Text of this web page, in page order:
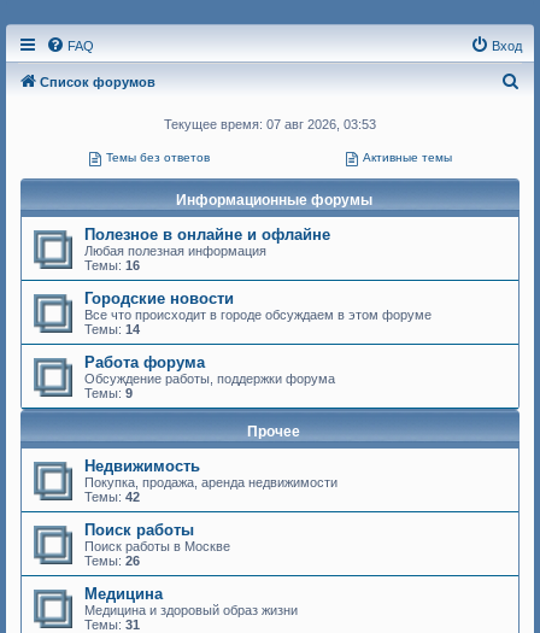
FAQ Вход
Список форумов
Текущее время: 07 авг 2026, 03:53
Темы без ответов Активные темы
Информационные форумы
Полезное в онлайне и офлайне
Любая полезная информация
Темы: 16
Городские новости
Все что происходит в городе обсуждаем в этом форуме
Темы: 14
Работа форума
Обсуждение работы, поддержки форума
Темы: 9
Прочее
Недвижимость
Покупка, продажа, аренда недвижимости
Темы: 42
Поиск работы
Поиск работы в Москве
Темы: 26
Медицина
Медицина и здоровый образ жизни
Темы: 31